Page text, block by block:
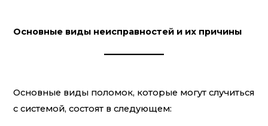
Основные виды неисправностей и их причины
Основные виды поломок, которые могут случиться
с системой, состоят в следующем: